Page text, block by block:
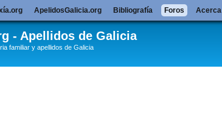
- Apellidos de Galicia
familiar y apellidos de Galicia
ApelidosGalicia.org Bibliografía Foros Acerca